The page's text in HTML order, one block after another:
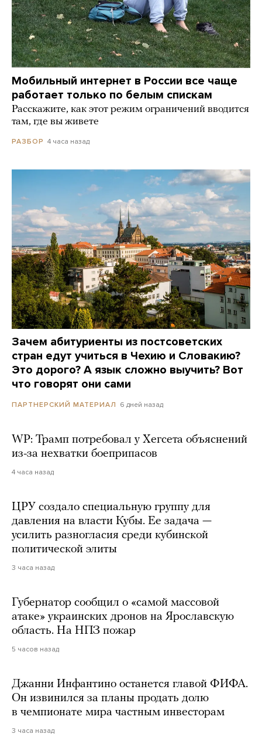
Мобильный интернет в России все чаще
работает только по белым спискам
Расскажите, как этот режим ограничений вводится
там, где вы живете
РАЗБОР 4 часа назад
Зачем абитуриенты из постсоветских
стран едут учиться в Чехию и Словакию?
Это дорого? А язык сложно выучить? Вот
что говорят они сами
ПАРТНЕРСКИЙ МАТЕРИАЛ 6 дней назад
WP: Трамп потребовал у Хегсета объяснений
из-за нехватки боеприпасов
4 часа назад
ЦРУ создало специальную группу для
давления на власти Кубы. Ее задача —
усилить разногласия среди кубинской
политической элиты
3 часа назад
Губернатор сообщил о «самой массовой
атаке» украинских дронов на Ярославскую
область. На НПЗ пожар
5 часов назад
Джанни Инфантино останется главой ФИФА.
Он извинился за планы продать долю
в чемпионате мира частным инвесторам
3 часа назад